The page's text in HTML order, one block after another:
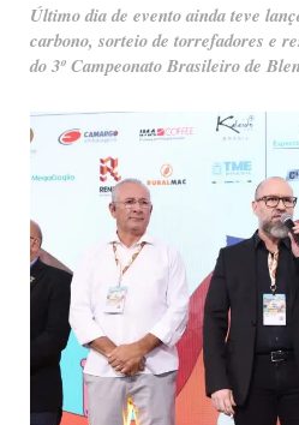
Último dia de evento ainda teve
carbono, sorteio de torrefadores e
do 3º Campeonato Brasileiro de